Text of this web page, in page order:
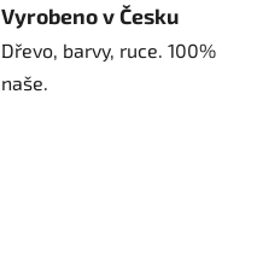
Vyrobeno v Česku
Dřevo, barvy, ruce. 100%
naše.